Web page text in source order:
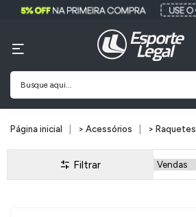
Página inicial > Acessórios > Raquetes
Filtrar